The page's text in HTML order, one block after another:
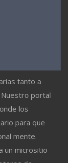
tanto a
portal
los
para que
mente.
un micrositio